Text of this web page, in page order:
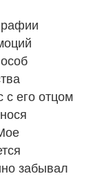
с его отцом
забывал